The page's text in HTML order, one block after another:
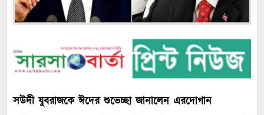
সউদী যুবরাজকে ঈদের শুভেচ্ছা জানালেন এরদোগান